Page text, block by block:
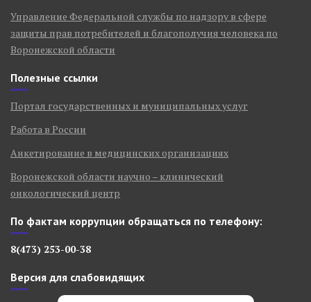
Управление Федеральной службы по надзору в сфере
защиты прав потребителей и благополучия человека по
Воронежской области
Полезные ссылки
Портал государственных и муниципальных услуг
Работа в России
Анкетирование в медицинских организациях
Воронежской области научно – клинический
онкологический центр
По фактам коррупции обращаться по телефону:
8(473) 253-00-38
Версия для слабовидящих